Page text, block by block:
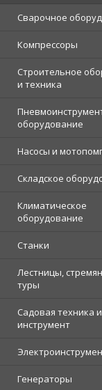
Сварочное
Компрессоры
Строительное
и техника
оборудование
Насосы и
Складское
Климатическое
оборудование
Станки
Лестницы,
туры
Садовая техника и
инструмент
Генераторы